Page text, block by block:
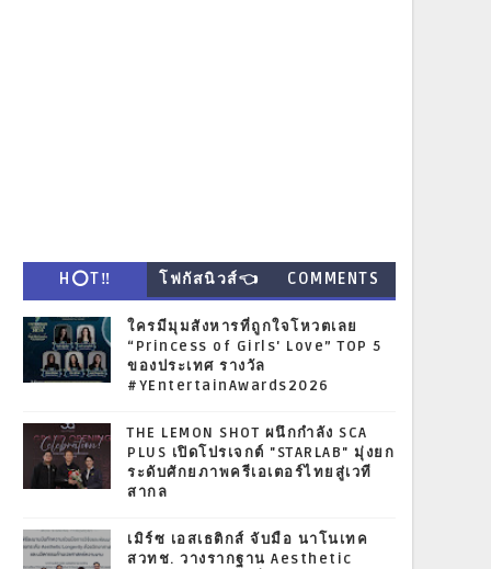
H⭕T‼ โฟกัสนิวส์👈 COMMENTS
ใครมีมุมสังหารที่ถูกใจโหวตเลย
“Princess of Girls' Love” TOP 5
ของประเทศ รางวัล
#YEntertainAwards2026
THE LEMON SHOT ผนึกกำลัง SCA
PLUS เปิดโปรเจกต์ "STARLAB" มุ่งยก
ระดับศักยภาพครีเอเตอร์ไทยสู่เวที
สากล
เมิร์ซ เอสเธติกส์ จับมือ นาโนเทค
สวทช. วางรากฐาน Aesthetic